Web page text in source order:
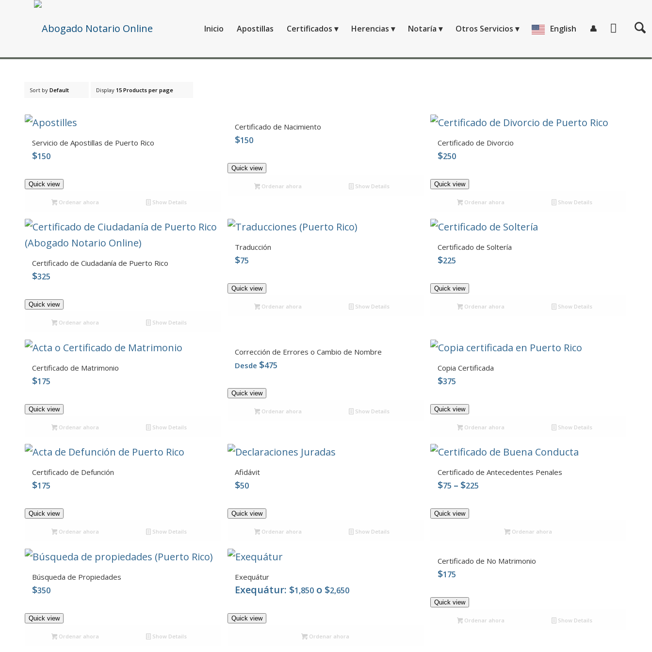
Inicio Apostillas Certificados Herencias Notaría Otros Servicios English 👤
Sort by Default Display 15 Products per page
Servicio de Apostillas de Puerto Rico
$150
Quick view
Ordenar ahora Show Details
Certificado de Nacimiento
$150
Quick view
Ordenar ahora Show Details
Certificado de Divorcio
$250
Quick view
Ordenar ahora Show Details
Certificado de Ciudadanía de Puerto Rico
$325
Quick view
Ordenar ahora Show Details
Traducción
$75
Quick view
Ordenar ahora Show Details
Certificado de Soltería
$225
Quick view
Ordenar ahora Show Details
Certificado de Matrimonio
$175
Quick view
Ordenar ahora Show Details
Corrección de Errores o Cambio de Nombre
Desde $475
Quick view
Ordenar ahora Show Details
Copia Certificada
$375
Quick view
Ordenar ahora Show Details
Certificado de Defunción
$175
Quick view
Ordenar ahora Show Details
Afidávit
$50
Quick view
Ordenar ahora Show Details
Certificado de Antecedentes Penales
$75 – $225
Quick view
Ordenar ahora
Búsqueda de Propiedades
$350
Quick view
Ordenar ahora Show Details
5.00
Exequátur
Exequátur: $1,850o $2,650
Quick view
Ordenar ahora
Certificado de No Matrimonio
$175
Quick view
Ordenar ahora Show Details